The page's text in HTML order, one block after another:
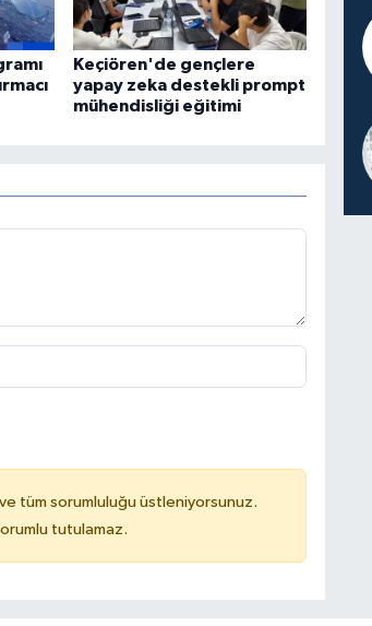
Keçiören'de gençlere
yapay zeka destekli prompt
mühendisliği eğitimi
tüm sorumluluğu üstleniyorsunuz.
tutulamaz.